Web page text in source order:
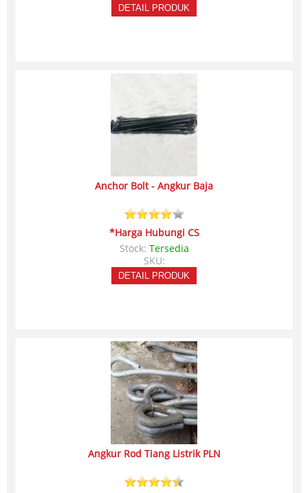
DETAIL PRODUK
Anchor Bolt - Angkur Baja
*Harga Hubungi CS
Stock: Tersedia
SKU:
DETAIL PRODUK
Angkur Rod Tiang Listrik PLN